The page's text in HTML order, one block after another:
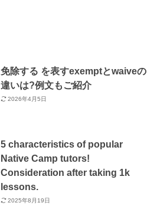
免除する を表すexemptとwaiveの
違いは?例文もご紹介
2026年4月5日
5 characteristics of popular
Native Camp tutors!
Consideration after taking 1k
lessons.
2025年8月19日